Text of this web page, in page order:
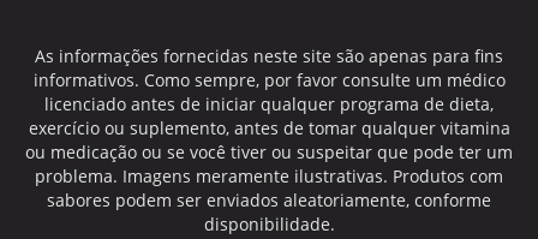
As informações fornecidas neste site são apenas para fins
informativos. Como sempre, por favor consulte um médico
licenciado antes de iniciar qualquer programa de dieta,
exercício ou suplemento, antes de tomar qualquer vitamina
ou medicação ou se você tiver ou suspeitar que pode ter um
problema. Imagens meramente ilustrativas. Produtos com
sabores podem ser enviados aleatoriamente, conforme
disponibilidade.